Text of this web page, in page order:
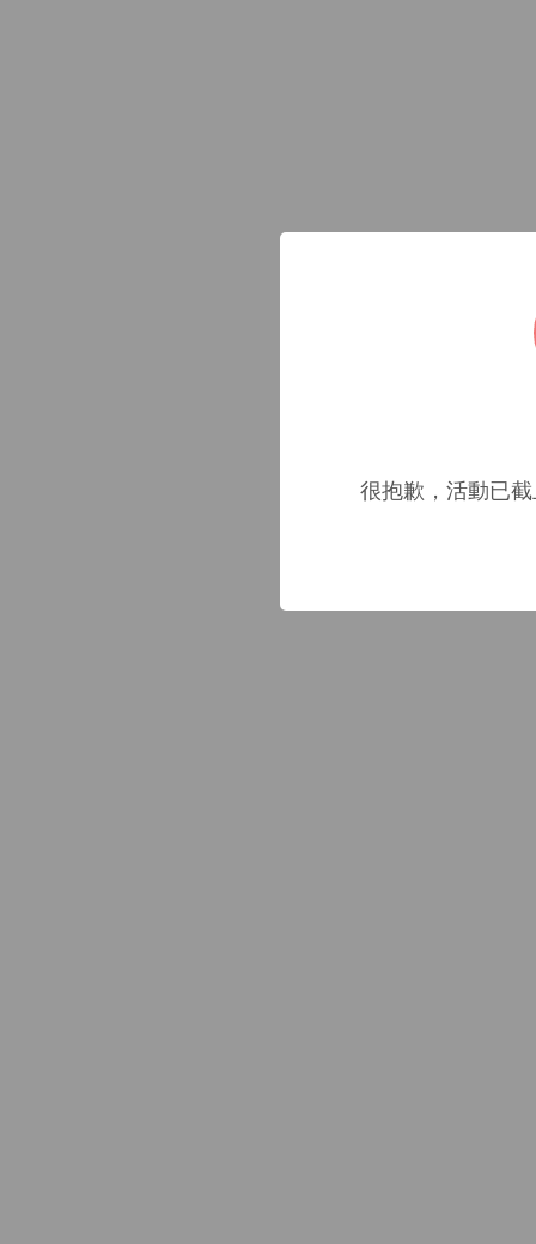
很抱歉，活動已